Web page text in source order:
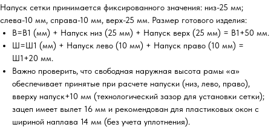
Напуск сетки принимается фиксированного значения: низ-25 мм;
слева-10 мм, справа-10 мм, верх-25 мм. Размер готового изделия:
В=В1 (мм) + Напуск низ (25 мм) + Напуск верх (25 мм) = В1+50 мм.
Ш=Ш1 (мм) + Напуск лево (10 мм) + Напуск право (10 мм) =
Ш1+20 мм.
Важно проверить, что свободная наружная высота рамы «а»
обеспечивает принятые при расчете напуски (низ, лево, право),
вверху напуск+10 мм (технологический зазор для установки сетки);
зацеп имеет вылет 16 мм и рекомендован для пластиковых окон с
шириной наплава 14 мм (без учета уплотнения).